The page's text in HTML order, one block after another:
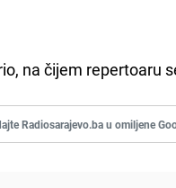
na čijem repertoaru
Radiosarajevo.ba u omiljene